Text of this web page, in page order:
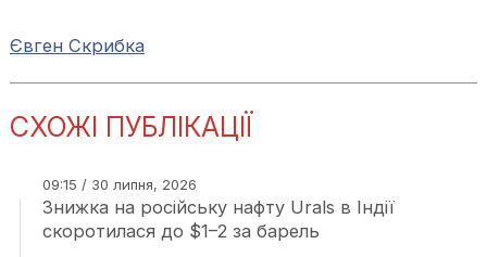
Євген Скрибка
СХОЖІ ПУБЛІКАЦІЇ
09:15 / 30 липня, 2026
Знижка на російську нафту Urals в Індії
скоротилася до $1–2 за барель